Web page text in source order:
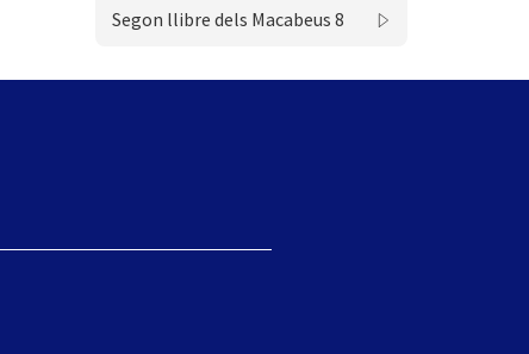
Segon llibre dels Macabeus 8